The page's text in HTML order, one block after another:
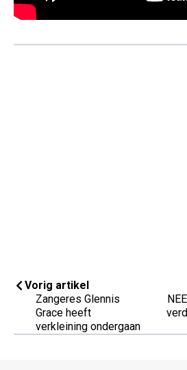
Vorig artikel
Zangeres Glennis
Grace heeft
verkleining ondergaan